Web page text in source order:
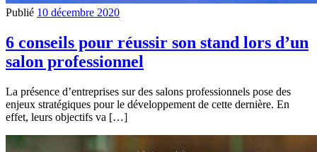
Publié 10 décembre 2020
6 conseils pour réussir son stand lors d’un
salon professionnel
La présence d’entreprises sur des salons professionnels pose des
enjeux stratégiques pour le développement de cette dernière. En
effet, leurs objectifs va […]